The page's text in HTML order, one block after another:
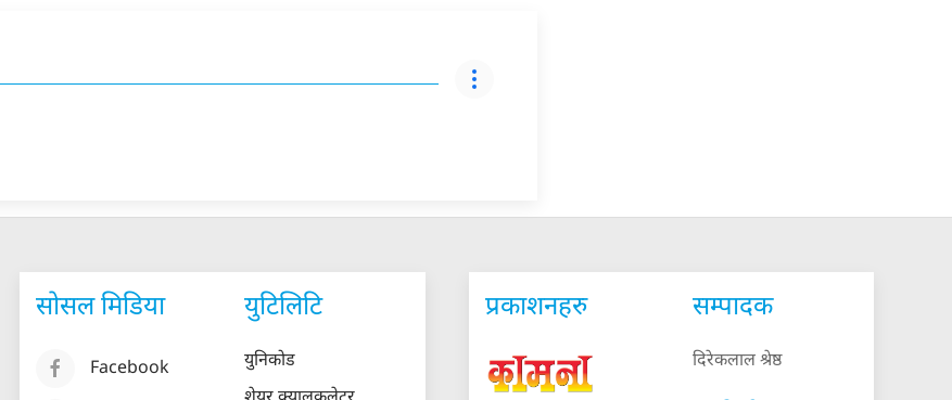
सोसल मिडिया
Facebook
युटिलिटि
युनिकोड
प्रकाशनहरु सम्पादक
दिरेकलाल श्रेष्ठ